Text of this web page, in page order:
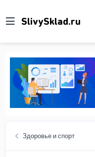
Здоровье и спорт